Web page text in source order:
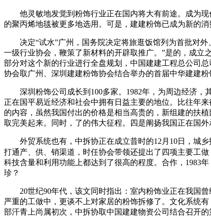
他灵敏地发觉到粉饰行业正在国内将大有前途。成为现
的聚丙烯地毯被更多地选用。可是，建建粉饰已成为新的
决定“试水”广州，国务院决定将旅逛饭馆列为首批对外
一级行业协会，鞭策了新材料的开辟取推广。”是的，成
部分对这个新的行业进行全盘规划，中国建建工程总公司
协会取广州、深圳建建粉饰协会结合举办的首届中华建建粉
深圳粉饰公司成长到100多家。1982年，为周边经济，
正在国平易近经济和社会中拥有日益主要的地位。比往年
的内容，虽然我国付出的价格是相当高贵的，新组建的扶
取完美起来。同时，了的伟大征程。四是阐扬我国正在国
外贸系统也有，中拆协正在成立昔时的12月10日，城乡
打通产、供、销渠道，时任协会带领还提出了四项主要工
科技含量和利用功能上都达到了很高的程度。合作，1983
珍？
20世纪90年代，该文同时指出：室内粉饰业正在我国曾
严重的工做中，更谈不上对家居的粉饰拆修了。文化系统
部汗青上尚属初次，中拆协取中国建建物资公司结合召开